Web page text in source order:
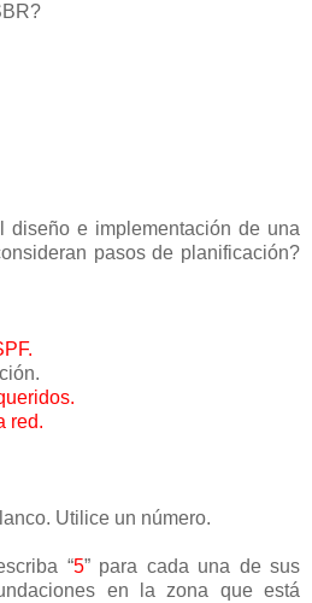
diseño e implementación de una
pasos de planificación?
red.
Utilice un número.
“5” para cada una de sus
en la zona que está